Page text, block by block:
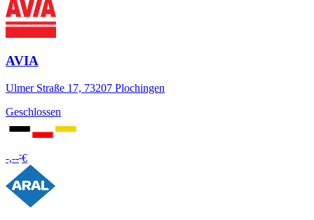
AVIA
Ulmer Straße 17, 73207 Plochingen
Geschlossen
-,---€